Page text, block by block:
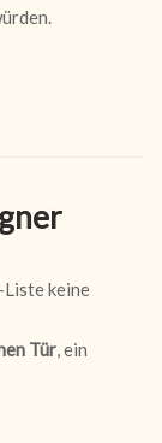
keine
Tür, ein